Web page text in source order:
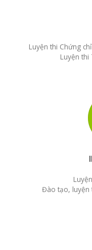
Luyện thi Chứng
Luyện thi
Đào tạo, luyện